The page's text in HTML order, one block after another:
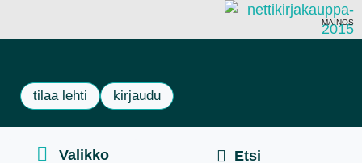
MAINOS
tilaa lehti kirjaudu